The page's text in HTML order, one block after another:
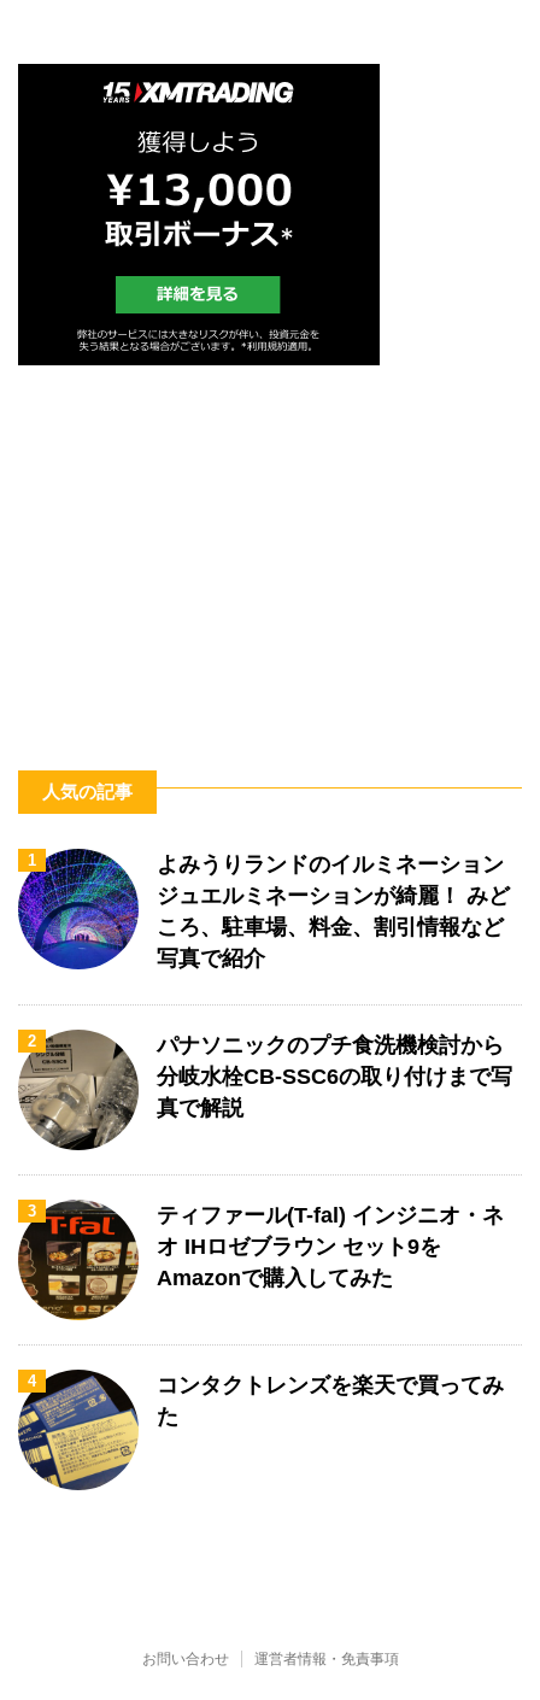
人気の記事
1
よみうりランドのイルミネーション
ジュエルミネーションが綺麗！ みど
ころ、駐車場、料金、割引情報など
写真で紹介
2
パナソニックのプチ食洗機検討から
分岐水栓CB-SSC6の取り付けまで写
真で解説
3
ティファール(T-fal) インジニオ・ネ
オ IHロゼブラウン セット9を
Amazonで購入してみた
4
コンタクトレンズを楽天で買ってみ
た
お問い合わせ 運営者情報・免責事項